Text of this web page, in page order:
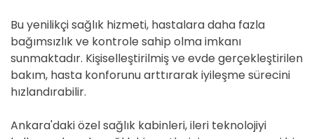
Bu yenilikçi sağlık hizmeti, hastalara daha fazla
bağımsızlık ve kontrole sahip olma imkanı
sunmaktadır. Kişiselleştirilmiş ve evde gerçekleştirilen
bakım, hasta konforunu arttırarak iyileşme sürecini
hızlandırabilir.
Ankara'daki özel sağlık kabinleri, ileri teknolojiyi